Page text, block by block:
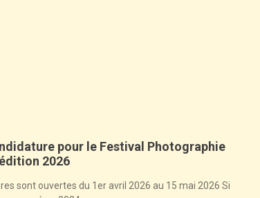
pour le Festival Photographie
2026
sont ouvertes du 1er avril 2026 au 15 mai 2026 Si